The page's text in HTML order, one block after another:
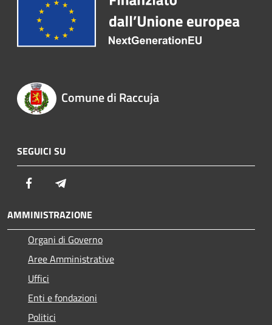
Comune di Raccuja
SEGUICI SU
Facebook
AMMINISTRAZIONE
Organi di Governo
Aree Amministrative
Uffici
Enti e fondazioni
Politici